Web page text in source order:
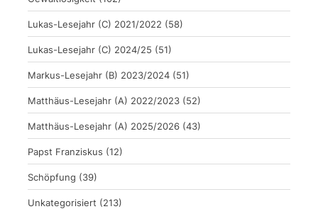
Lukas-Lesejahr (C) 2021/2022 (58)
Lukas-Lesejahr (C) 2024/25 (51)
Markus-Lesejahr (B) 2023/2024 (51)
Matthäus-Lesejahr (A) 2022/2023 (52)
Matthäus-Lesejahr (A) 2025/2026 (43)
Papst Franziskus (12)
Schöpfung (39)
Unkategorisiert (213)